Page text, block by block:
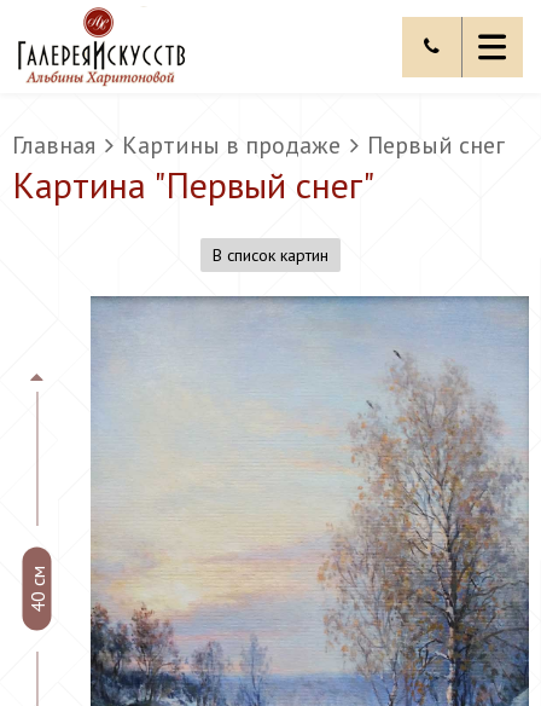
Главная Картины в продаже Первый снег
Картина "Первый снег"
В список картин
40 см